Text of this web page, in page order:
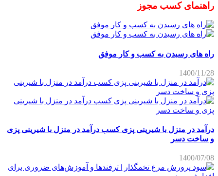
راهنمای کسب مجوز
راه های رسیدن به کسب و کار موفق
1400/11/28
درآمد در منزل با شیرینی پزی کسب درآمد در منزل با شیرینی پزی
و ساخت دسر
1400/07/08